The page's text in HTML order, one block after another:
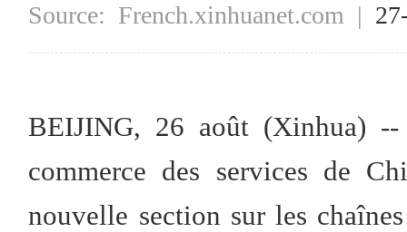
Source: French.xinhuanet.com |
BEIJING, 26 août (Xinhua)
commerce des services de
nouvelle section sur les